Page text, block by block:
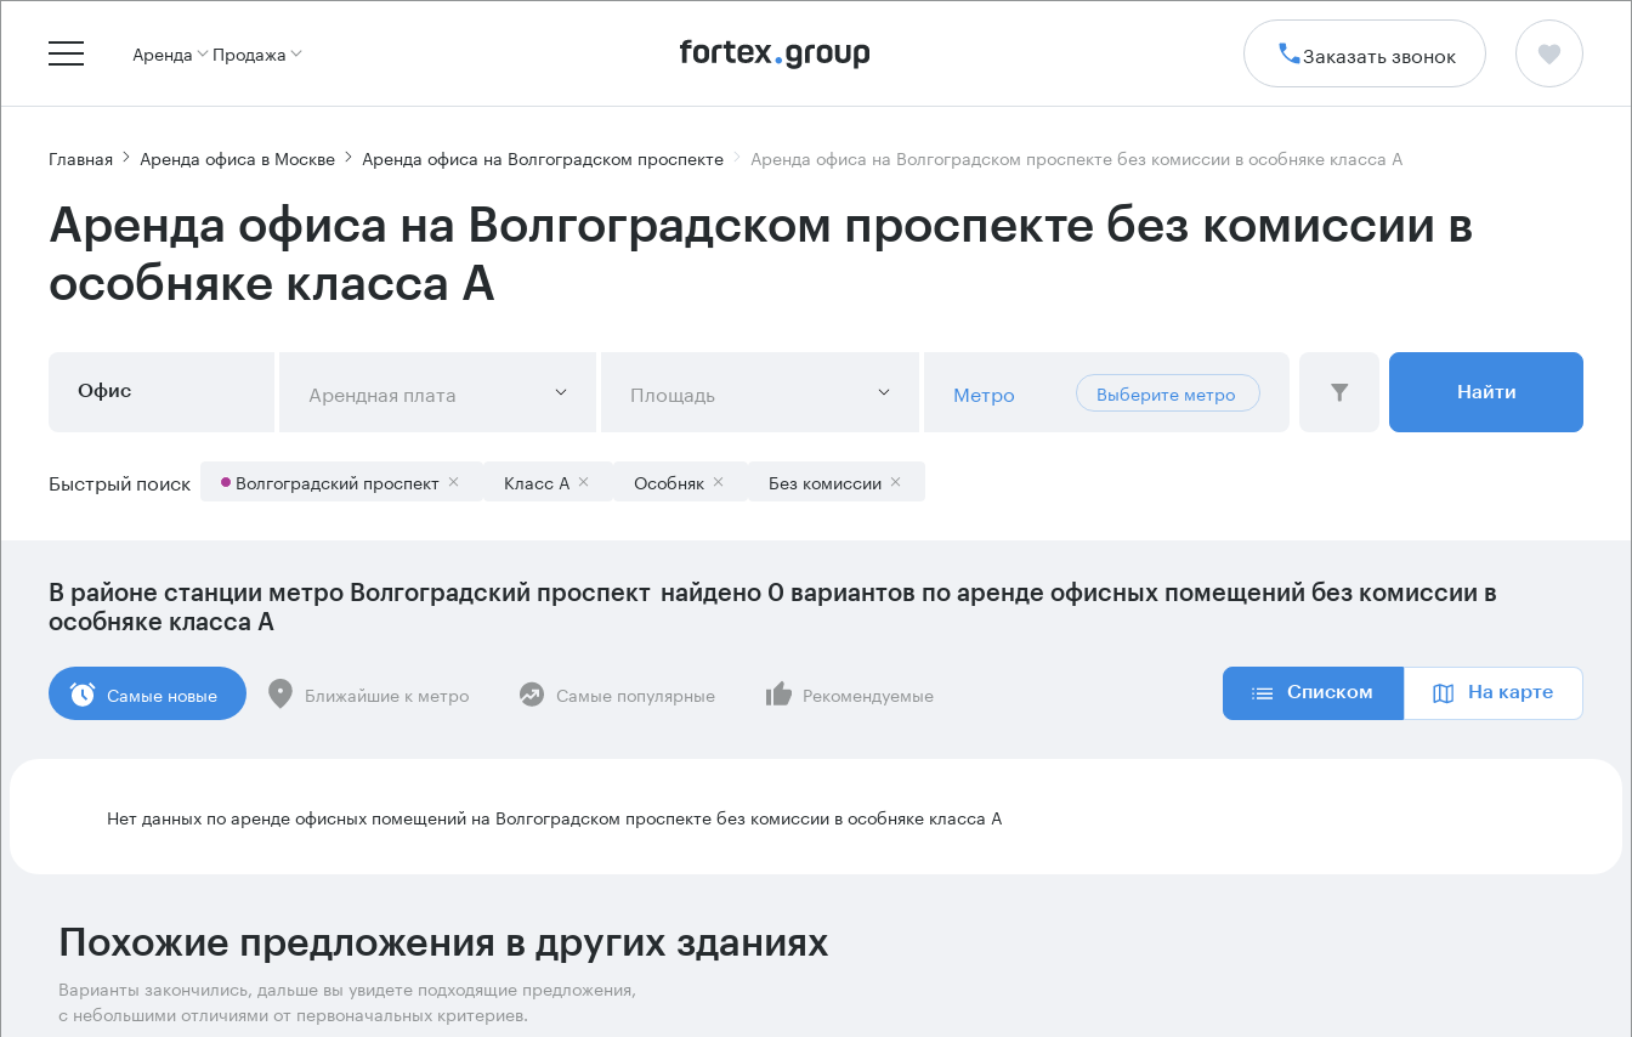
Аренда Продажа Заказать звонок
Главная Аренда офиса в Москве Аренда офиса на Волгоградском проспекте Аренда офиса на Волгоградском проспекте без комиссии в особняке класса А
Аренда офиса на Волгоградском проспекте без комиссии в
особняке класса А
Офис Арендная плата Площадь Метро Выберите метро Найти
Быстрый поиск Волгоградский проспект Класс А Особняк Без комиссии
В районе станции метро Волгоградский проспект найдено 0 вариантов по аренде офисных помещений без комиссии в
особняке класса А
Cамые новые Ближайшие к метро Самые популярные Рекомендуемые Списком На карте
Нет данных по аренде офисных помещений на Волгоградском проспекте без комиссии в особняке класса А
Похожие предложения в других зданиях
Варианты закончились, дальше вы увидете подходящие предложения,
с небольшими отличиями от первоначальных критериев.